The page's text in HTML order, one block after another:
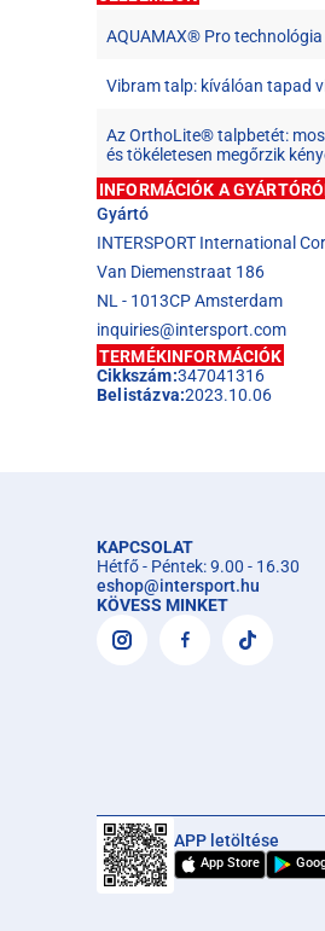
AQUAMAX® Pro technológia
Vibram talp: kíválóan tapad
Az OrthoLite® talpbetét:
és tökéletesen megőrzik
INFORMÁCIÓK A
Gyártó
INTERSPORT International
Van Diemenstraat 186
NL - 1013CP Amsterdam
inquiries@intersport.com
TERMÉKINFORMÁCIÓK
Cikkszám:347041316
Belistázva:2023.10.06
KAPCSOLAT
Hétfő - Péntek: 9.00 - 16.30
eshop@intersport.hu
KÖVESS MINKET
APP letöltése
App Store